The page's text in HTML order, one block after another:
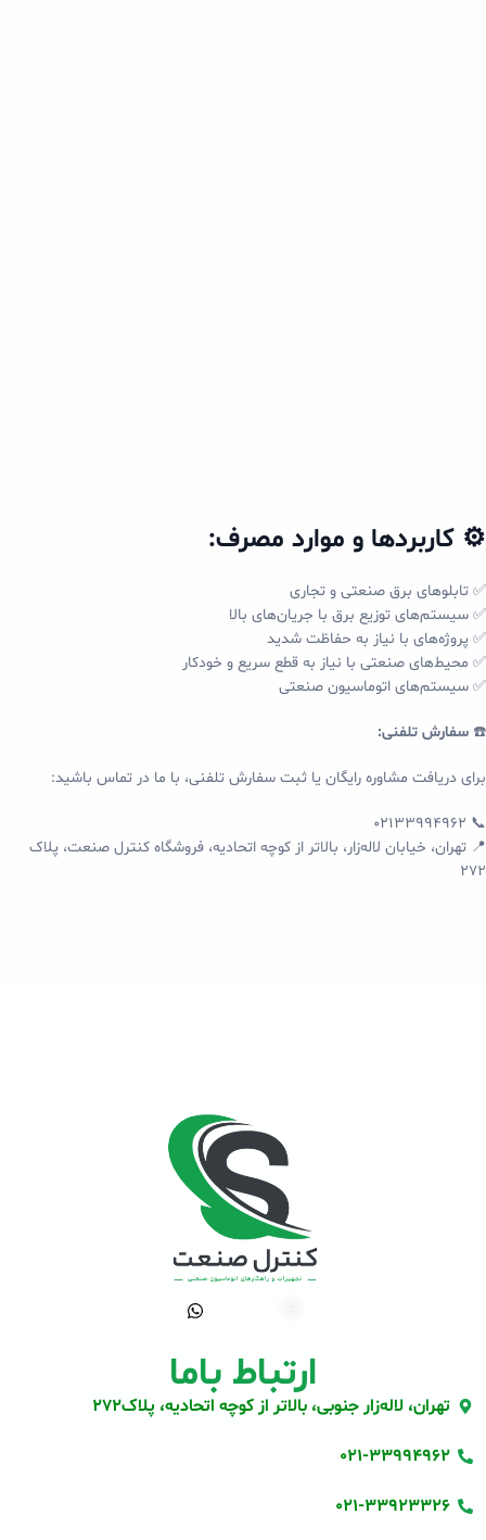
⚙️ کاربردها و موارد مصرف:
✅ تابلوهای برق صنعتی و تجاری
✅ سیستم‌های توزیع برق با جریان‌های بالا
✅ پروژه‌های با نیاز به حفاظت شدید
✅ محیط‌های صنعتی با نیاز به قطع سریع و خودکار
✅ سیستم‌های اتوماسیون صنعتی
☎️سفارش تلفنی:
برای دریافت مشاوره رایگان یا ثبت سفارش تلفنی، با ما در تماس باشید:
📞 02133994962
📍 تهران، خیابان لاله‌زار، بالاتر از کوچه اتحادیه، فروشگاه کنترل صنعت، پلاک
272
ارتباط باما
تهران، لاله‌زار جنوبی، بالاتر از کوچه اتحادیه، پلاک272
021-33994962
021-33923326